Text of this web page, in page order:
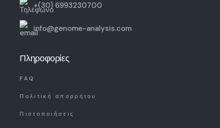
+(30) 6993230700
info@genome-analysis.com
Πληροφορίες
FAQ
Πολιτική απορρήτου
Πιστοποιήσεις